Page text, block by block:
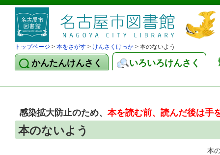
トップページ > 本をさがす > けんさくけっか > 本のないよう
かんたんけんさく いろいろけんさく
感染拡大防止のため、本を読む前、読んだ後は手
本のないよう
本